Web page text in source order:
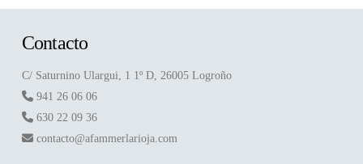
Contacto
C/ Saturnino Ulargui, 1 1º D, 26005 Logroño
941 26 06 06
630 22 09 36
contacto@afammerlarioja.com